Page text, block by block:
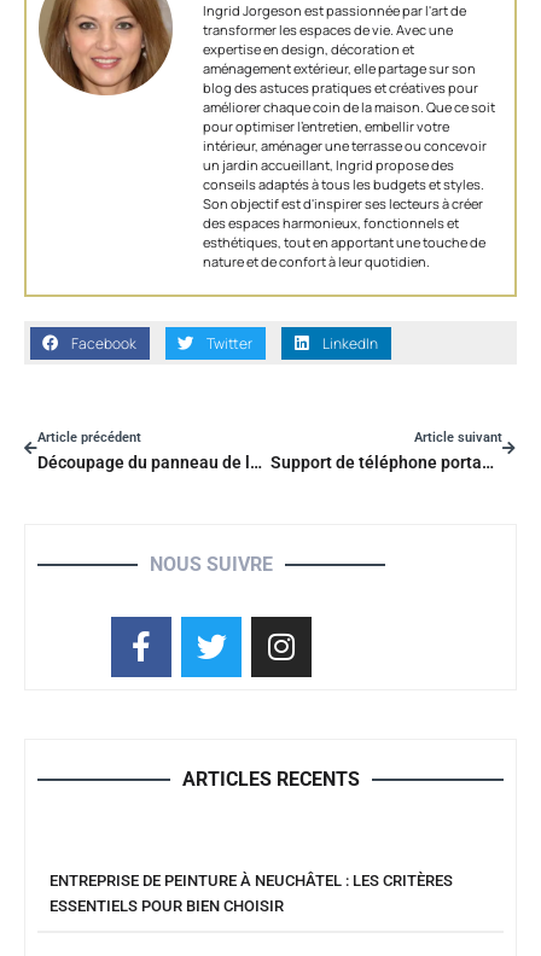
Ingrid Jorgeson est passionnée par l'art de
transformer les espaces de vie. Avec une
expertise en design, décoration et
aménagement extérieur, elle partage sur son
blog des astuces pratiques et créatives pour
améliorer chaque coin de la maison. Que ce soit
pour optimiser l’entretien, embellir votre
intérieur, aménager une terrasse ou concevoir
un jardin accueillant, Ingrid propose des
conseils adaptés à tous les budgets et styles.
Son objectif est d'inspirer ses lecteurs à créer
des espaces harmonieux, fonctionnels et
esthétiques, tout en apportant une touche de
nature et de confort à leur quotidien.
Facebook Twitter LinkedIn
Article précédent
Découpage du panneau de la commode avec du papier d’emballage
Article suivant
Support de téléphone portable et station de charge DIY
NOUS SUIVRE
ARTICLES RECENTS
ENTREPRISE DE PEINTURE À NEUCHÂTEL : LES CRITÈRES
ESSENTIELS POUR BIEN CHOISIR